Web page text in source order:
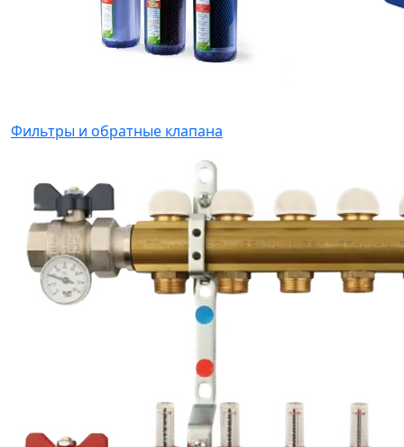
Фильтры и обратные клапана